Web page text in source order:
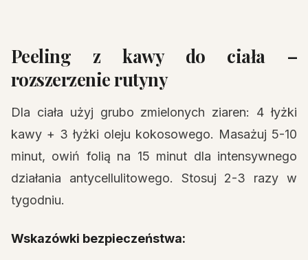
Peeling z kawy do ciała –
rozszerzenie rutyny
Dla ciała użyj grubo zmielonych ziaren: 4 łyżki
kawy + 3 łyżki oleju kokosowego. Masażuj 5-10
minut, owiń folią na 15 minut dla intensywnego
działania antycellulitowego. Stosuj 2-3 razy w
tygodniu.
Wskazówki bezpieczeństwa: